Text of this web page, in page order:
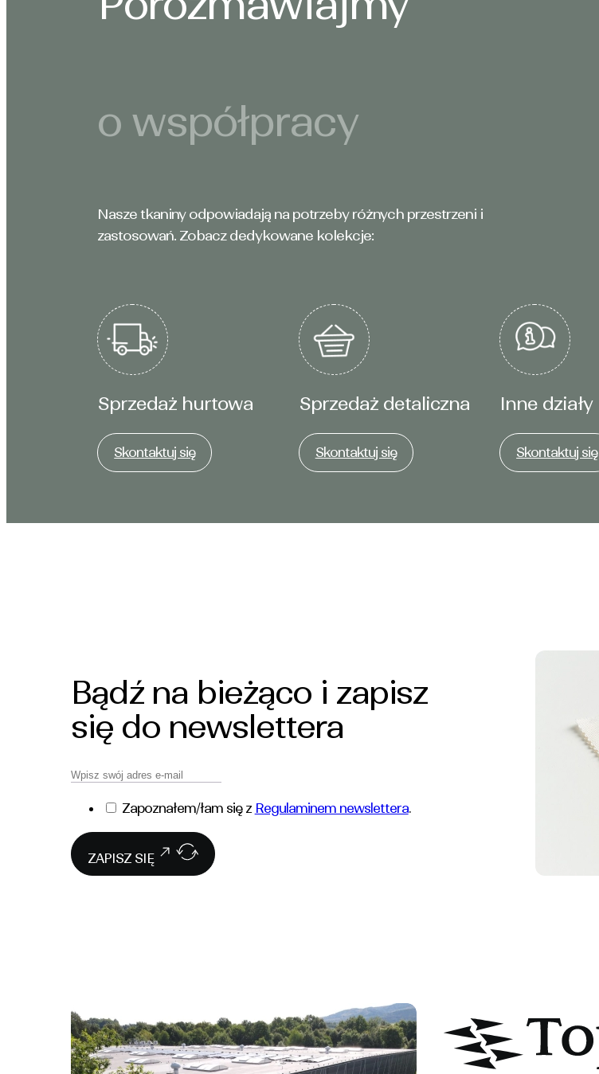
o współpracy
Nasze tkaniny odpowiadają na potrzeby różnych przestrzeni i
zastosowań. Zobacz dedykowane kolekcje:
Sprzedaż hurtowa
Skontaktuj się
Sprzedaż detaliczna
Skontaktuj się
Inne działy
Skontaktuj się
Bądź na bieżąco i zapisz
się do newslettera
Zapoznałem/łam się z Regulaminem newslettera.
ZAPISZ SIĘ